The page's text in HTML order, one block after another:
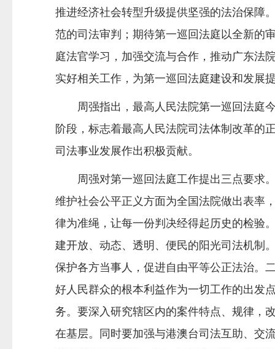
推进经济社会转型升级提供坚强的法治保障
范的司法审判；期待第一巡回法庭以全新的
庭法官学习，加强交流与合作，推动广东法
实好相关工作，为第一巡回法庭建设和发展
周强指出，最高人民法院第一巡回法庭
阶段，标志着最高人民法院司法体制改革的
司法事业发展作出积极贡献。
周强对第一巡回法庭工作提出三点要求
维护社会公平正义方面为全国法院做出表率
律为准绳，让每一份判决经得起历史的检验
建开放、动态、透明、便民的阳光司法机制
保护各方当事人，促进自由平等公正法治。
好人民群众的根本利益作为一切工作的出发
务。要深入研究辖区内的案件特点、规律，
在基层。同时要加强与港澳台司法互助、交